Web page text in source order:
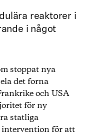
reaktorer i
i något
stoppat nya
det forna
och USA
för ny
statliga
för att